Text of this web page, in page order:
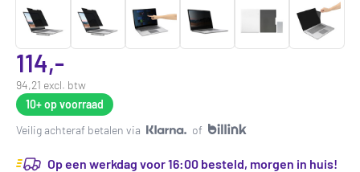
114,-
94,21 excl. btw
10+op voorraad
Veilig achteraf betalen via
of
Op een werkdag voor 16:00 besteld, morgen in huis!